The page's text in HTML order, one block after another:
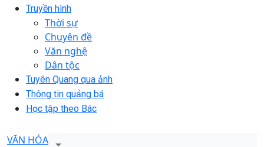
Truyền hình
Thời sự
Chuyên đề
Văn nghệ
Dân tộc
Tuyên Quang qua ảnh
Thông tin quảng bá
Học tập theo Bác
VĂN HÓA